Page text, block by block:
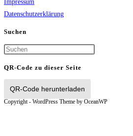
Impressum
Datenschutzerklärung
Suchen
the
QR-Code zu dieser Seite
QR-Code herunterladen
Copyright - WordPress Theme by OceanWP